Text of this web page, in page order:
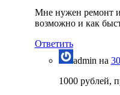
Мне нужен ремонт
возможно и как
Ответить
admin на
1000 рублей,